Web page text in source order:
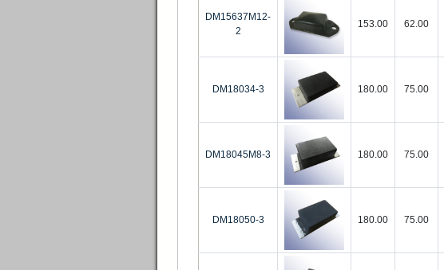
DM15637M12-
2
153.00 62.00
DM18034-3 180.00 75.00
DM18045M8-3 180.00 75.00
DM18050-3 180.00 75.00